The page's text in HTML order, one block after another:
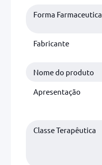
Forma Farmaceutica
Fabricante
Nome do produto
Apresentação
Classe Terapêutica